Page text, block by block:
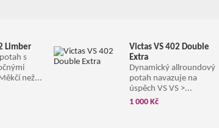
Limber
s
než...
Victas VS 402 Double
Extra
Dynamický allroundový
potah navazuje na
úspěch VS VS >...
1 000 Kč